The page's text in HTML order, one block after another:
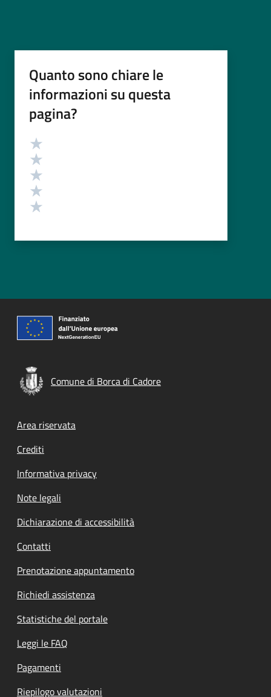
Quanto sono chiare le
informazioni su questa
pagina?
Valutazione
Comune di Borca di Cadore
Footer menu
Area riservata
Crediti
Informativa privacy
Note legali
Dichiarazione di accessibilità
Contatti
Prenotazione appuntamento
Richiedi assistenza
Statistiche del portale
Leggi le FAQ
Pagamenti
Riepilogo valutazioni